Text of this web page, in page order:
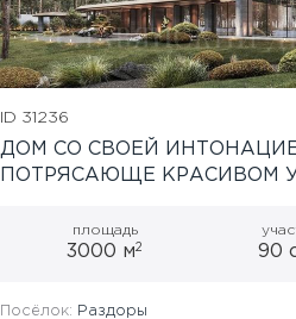
ID 31236
ДОМ СО СВОЕЙ
ПОТРЯСАЮЩЕ КРАСИВОМ
площадь
3000 м2 90
Посёлок: Раздоры